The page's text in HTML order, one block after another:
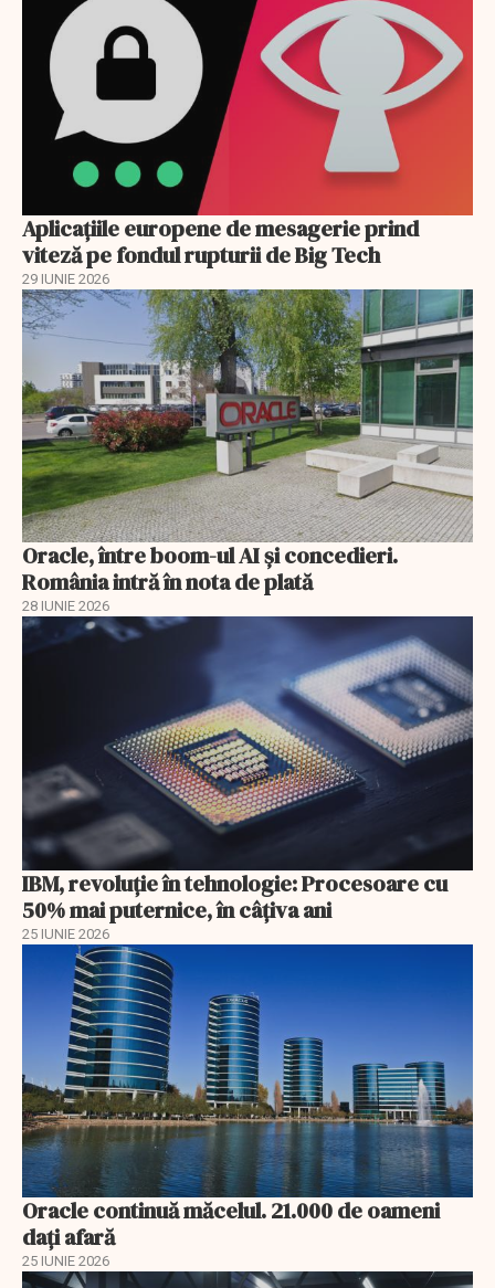
Aplicațiile europene de mesagerie prind
viteză pe fondul rupturii de Big Tech
29 IUNIE 2026
Oracle, între boom-ul AI și concedieri.
România intră în nota de plată
28 IUNIE 2026
IBM, revoluţie în tehnologie: Procesoare cu
50% mai puternice, în câţiva ani
25 IUNIE 2026
Oracle continuă măcelul. 21.000 de oameni
dați afară
25 IUNIE 2026